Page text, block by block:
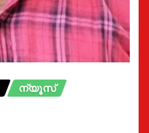
ന്യൂസ്